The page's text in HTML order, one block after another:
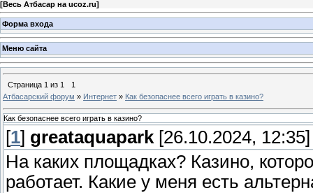
[Весь Атбасар на ucoz.ru]
Форма входа
Меню сайта
Страница 1 из 1
1
Атбасарский форум » Интернет » Как безопаснее всего играть в казино?
Как безопаснее всего играть в казино?
[1] greataquapark [26.10.2024, 12:35]
На каких площадках? Казино,
работает. Какие у меня есть